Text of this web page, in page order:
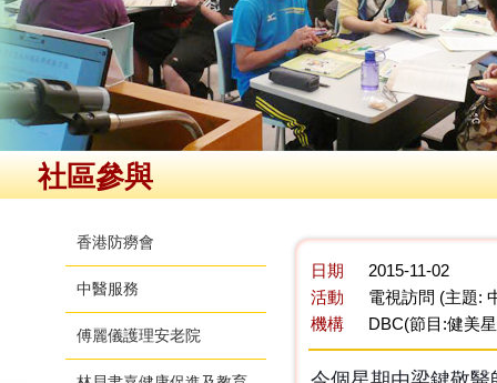
社區參與
香港防癆會
中醫服務
傅麗儀護理安老院
日期
2015-11-02
活動
電視訪問 (主題:
機構
DBC(節目:健美